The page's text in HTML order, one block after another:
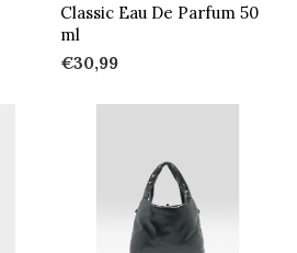
Classic Eau De Parfum 50
ml
€30,99